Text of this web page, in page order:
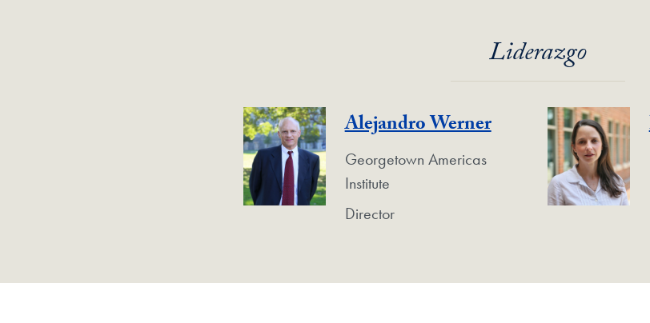
Liderazgo
Alejandro Werner
Georgetown Americas
Institute
Director